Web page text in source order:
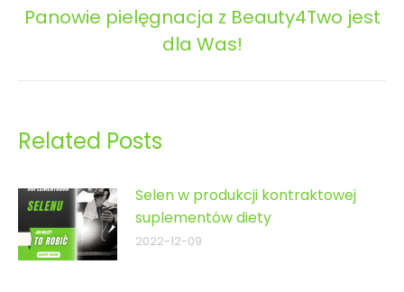
Następny
wpis:
Panowie pielęgnacja z Beauty4Two jest
dla Was!
Related Posts
Selen w produkcji kontraktowej
suplementów diety
2022-12-09